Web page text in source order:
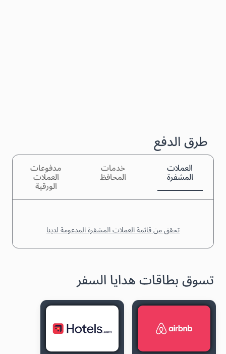
طرق الدفع
العملات
المشفرة
خدمات
المحافظ
مدفوعات
العملات
الورقية
تحقق من قائمة العملات المشفرة المدعومة لدينا
تسوق بطاقات هدايا السفر